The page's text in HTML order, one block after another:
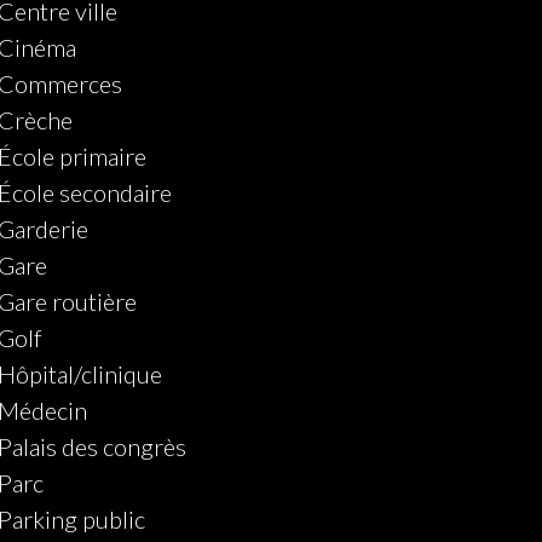
ville
primaire
secondaire
routière
clinique
des congrès
public